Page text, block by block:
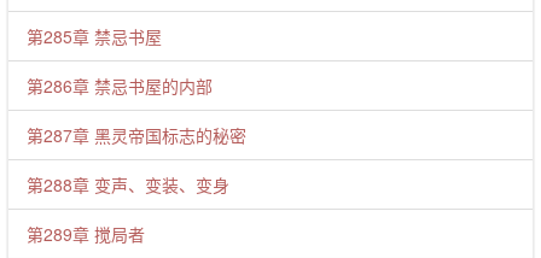
第285章 禁忌书屋
第286章 禁忌书屋的内部
第287章 黑灵帝国标志的秘密
第288章 变声、变装、变身
第289章 搅局者